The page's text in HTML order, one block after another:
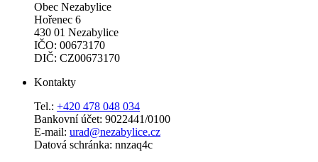
Obec Nezabylice
Hořenec 6
430 01 Nezabylice
IČO: 00673170
DIČ: CZ00673170
Kontakty
Tel.: +420 478 048 034
Bankovní účet: 9022441/0100
E-mail: urad@nezabylice.cz
Datová schránka: nnzaq4c